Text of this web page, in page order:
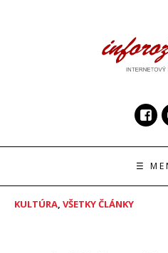
☰
KULTÚRA, VŠETKY ČLÁNKY